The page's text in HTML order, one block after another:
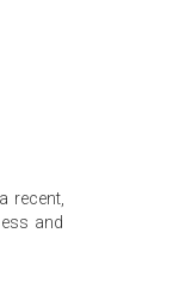
recent,
and